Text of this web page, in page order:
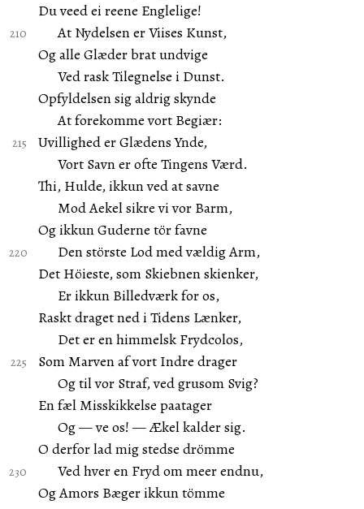
Du veed ei reene Englelige!
At Nydelsen er Viises Kunst,
Og alle Glæder brat undvige
Ved rask Tilegnelse i Dunst.
Opfyldelsen sig aldrig skynde
At forekomme vort Begiær:
Uvillighed er Glædens Ynde,
Vort Savn er ofte Tingens Værd.
Thi, Hulde, ikkun ved at savne
Mod Aekel sikre vi vor Barm,
Og ikkun Guderne tör favne
Den störste Lod med vældig Arm,
Det Höieste, som Skiebnen skienker,
Er ikkun Billedværk for os,
Raskt draget ned i Tidens Lænker,
Det er en himmelsk Frydcolos,
Som Marven af vort Indre drager
Og til vor Straf, ved grusom Svig?
En fæl Misskikkelse paatager
Og — ve os! — Ækel kalder sig.
O derfor lad mig stedse drömme
Ved hver en Fryd om meer endnu,
Og Amors Bæger ikkun tömme